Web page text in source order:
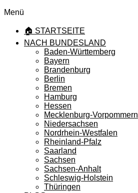
Menü
🏠 STARTSEITE
NACH BUNDESLAND
Baden-Württemberg
Bayern
Brandenburg
Berlin
Bremen
Hamburg
Hessen
Mecklenburg-Vorpommern
Niedersachsen
Nordrhein-Westfalen
Rheinland-Pfalz
Saarland
Sachsen
Sachsen-Anhalt
Schleswig-Holstein
Thüringen